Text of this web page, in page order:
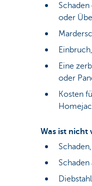
oder
Eine
oder
Kosten
Was ist nicht